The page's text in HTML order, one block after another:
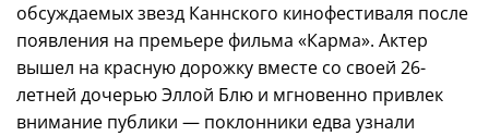
обсуждаемых звезд Каннского кинофестиваля после
появления на премьере фильма «Карма». Актер
вышел на красную дорожку вместе со своей 26-
летней дочерью Эллой Блю и мгновенно привлек
внимание публики — поклонники едва узнали